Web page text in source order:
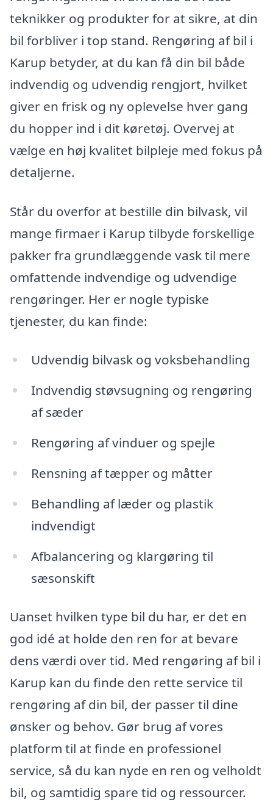
teknikker og produkter for at sikre, at din
bil forbliver i top stand. Rengøring af bil i
Karup betyder, at du kan få din bil både
indvendig og udvendig rengjort, hvilket
giver en frisk og ny oplevelse hver gang
du hopper ind i dit køretøj. Overvej at
vælge en høj kvalitet bilpleje med fokus på
detaljerne.
Står du overfor at bestille din bilvask, vil
mange firmaer i Karup tilbyde forskellige
pakker fra grundlæggende vask til mere
omfattende indvendige og udvendige
rengøringer. Her er nogle typiske
tjenester, du kan finde:
Udvendig bilvask og voksbehandling
Indvendig støvsugning og rengøring
af sæder
Rengøring af vinduer og spejle
Rensning af tæpper og måtter
Behandling af læder og plastik
indvendigt
Afbalancering og klargøring til
sæsonskift
Uanset hvilken type bil du har, er det en
god idé at holde den ren for at bevare
dens værdi over tid. Med rengøring af bil i
Karup kan du finde den rette service til
rengøring af din bil, der passer til dine
ønsker og behov. Gør brug af vores
platform til at finde en professionel
service, så du kan nyde en ren og velholdt
bil, og samtidig spare tid og ressourcer.